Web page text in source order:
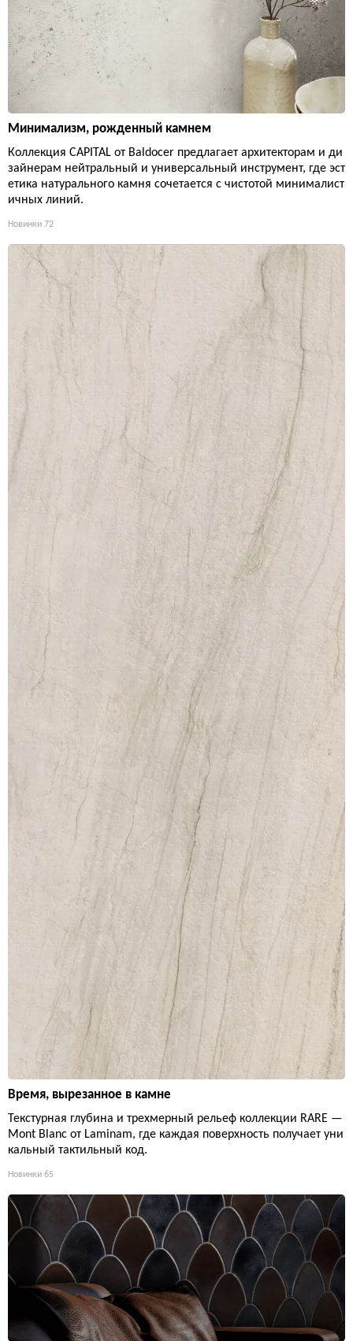
Минимализм, рожденный камнем
Коллекция CAPITAL от Baldocer предлагает архитекторам и ди
зайнерам нейтральный и универсальный инструмент, где эст
етика натурального камня сочетается с чистотой минималист
ичных линий.
Новинки 72
Время, вырезанное в камне
Текстурная глубина и трехмерный рельеф коллекции RARE —
Mont Blanc от Laminam, где каждая поверхность получает уни
кальный тактильный код.
Новинки 65